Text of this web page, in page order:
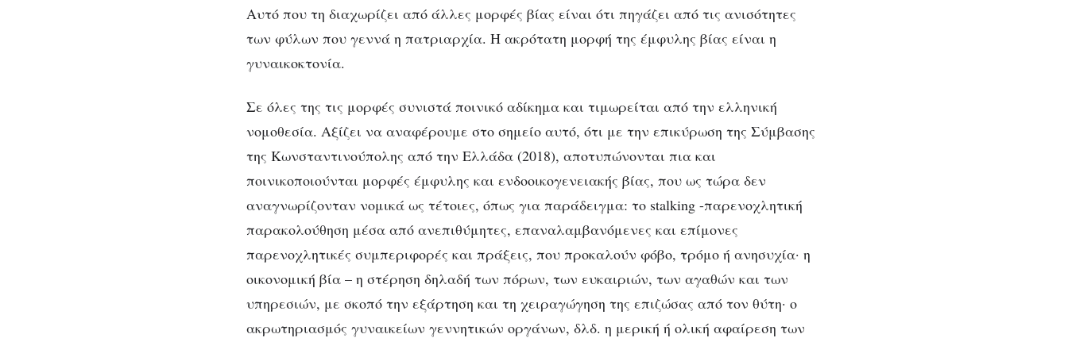
Αυτό που τη διαχωρίζει από άλλες μορφές βίας είναι ότι πηγάζει από τις ανισότητες
των φύλων που γεννά η πατριαρχία. Η ακρότατη μορφή της έμφυλης βίας είναι η
γυναικοκτονία.
Σε όλες της τις μορφές συνιστά ποινικό αδίκημα και τιμωρείται από την ελληνική
νομοθεσία. Αξίζει να αναφέρουμε στο σημείο αυτό, ότι με την επικύρωση της Σύμβασης
της Κωνσταντινούπολης από την Ελλάδα (2018), αποτυπώνονται πια και
ποινικοποιούνται μορφές έμφυλης και ενδοοικογενειακής βίας, που ως τώρα δεν
αναγνωρίζονταν νομικά ως τέτοιες, όπως για παράδειγμα: το stalking -παρενοχλητική
παρακολούθηση μέσα από ανεπιθύμητες, επαναλαμβανόμενες και επίμονες
παρενοχλητικές συμπεριφορές και πράξεις, που προκαλούν φόβο, τρόμο ή ανησυχία· η
οικονομική βία – η στέρηση δηλαδή των πόρων, των ευκαιριών, των αγαθών και των
υπηρεσιών, με σκοπό την εξάρτηση και τη χειραγώγηση της επιζώσας από τον θύτη· ο
ακρωτηριασμός γυναικείων γεννητικών οργάνων, δλδ. η μερική ή ολική αφαίρεση των